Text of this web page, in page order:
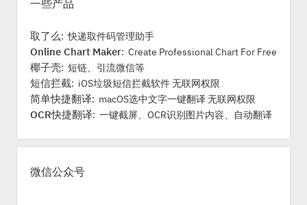
一些产品
取了么: 快递取件码管理助手
Online Chart Maker: Create Professional Chart For Free
椰子壳: 短链、引流微信等
短信拦截: iOS垃圾短信拦截软件 无联网权限
简单快捷翻译: macOS选中文字一键翻译 无联网权限
OCR快捷翻译: 一键截屏、OCR识别图片内容、自动翻译
微信公众号